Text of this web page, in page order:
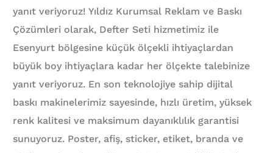
yanıt veriyoruz! Yıldız Kurumsal Reklam ve Baskı
Çözümleri olarak, Defter Seti hizmetimiz ile
Esenyurt bölgesine küçük ölçekli ihtiyaçlardan
büyük boy ihtiyaçlara kadar her ölçekte talebinize
yanıt veriyoruz. En son teknolojiye sahip dijital
baskı makinelerimiz sayesinde, hızlı üretim, yüksek
renk kalitesi ve maksimum dayanıklılık garantisi
sunuyoruz. Poster, afiş, sticker, etiket, branda ve